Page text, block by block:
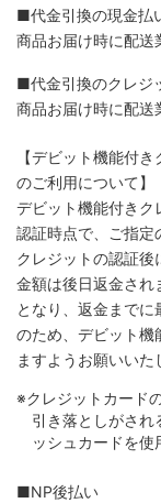
■代金引換の現金払
商品お届け時に配送
■代金引換のクレジ
商品お届け時に配送
【デビット機能付
のご利用について】
デビット機能付きク
認証時点で、ご指定
クレジットの認証後
金額は後日返金され
となり、返金まで
のため、デビット機
ますようお願いいた
※クレジットカード
引き落としがされ
ッシュカードを使
■NP後払い